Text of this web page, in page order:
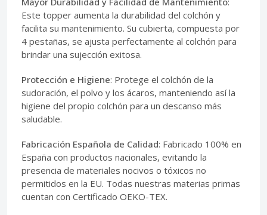
Este topper aumenta la durabilidad del colchón y
facilita su mantenimiento. Su cubierta, compuesta por
4 pestañas, se ajusta perfectamente al colchón para
brindar una sujección exitosa.
Protección e Higiene: Protege el colchón de la
sudoración, el polvo y los ácaros, manteniendo así la
higiene del propio colchón para un descanso más
saludable.
Fabricación Española de Calidad: Fabricado 100% en
España con productos nacionales, evitando la
presencia de materiales nocivos o tóxicos no
permitidos en la EU. Todas nuestras materias primas
cuentan con Certificado OEKO-TEX.